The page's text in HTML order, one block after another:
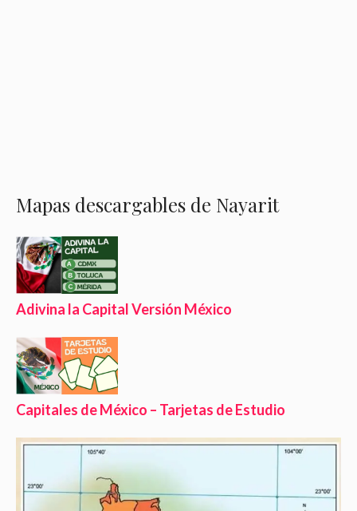
Mapas descargables de Nayarit
Adivina la Capital Versión México
Capitales de México – Tarjetas de Estudio